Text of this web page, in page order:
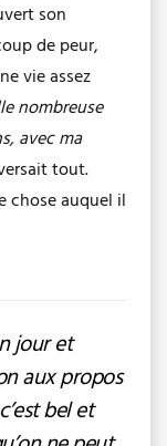
son
de peur,
vie assez
nombreuse
avec ma
tout.
chose auquel il
jour et
aux propos
bel et